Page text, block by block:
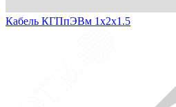
Кабель КГПпЭВм 1х2х1.5